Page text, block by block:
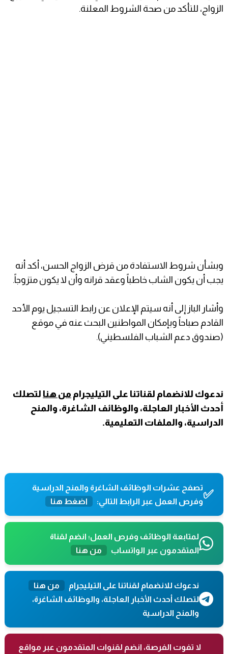
الزواج، للتأكد من صحة الشروط المعلنة.
وبشأن شروط الاستفادة من قرض الزواج الحسن، أكد أنه
يجب أن يكون الشاب خاطباً وعقد قرانه وأن لا يكون متزوجاً.
وأشار الباز إلى أنه سيتم الإعلان عن رابط التسجيل يوم الأحد
القادم صباحاً وبإمكان المواطنين البحث عنه في موقع
(صندوق دعم الشباب الفلسطيني).
ندعوك للانضمام لقناتنا على التيليجرام من هنا لتصلك
أحدث الأخبار العاجلة، والوظائف الشاغرة، والمنح
الدراسية، والملفات التعليمية.
✅تصفح عشرات الوظائف الشاغرة والمنح الدراسية
وفرص العمل عبر الرابط التالي:
اضغط هنا
لمتابعة الوظائف وفرص العمل؛ انضم لقناة
المتقدمون عبر الواتساب
من هنا
ندعوك للانضمام لقناتنا على التيليجرام
من هنا
لتصلك أحدث الأخبار العاجلة، والوظائف الشاغرة،
والمنح الدراسية
لا تفوت الفرصة، انضم لقنوات المتقدمون عبر مواقع